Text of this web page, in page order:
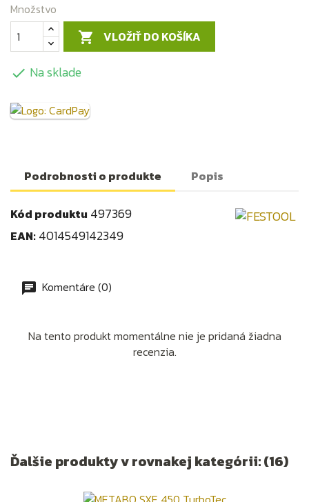
Množstvo

VLOŽIŤ DO KOŠÍKA
 Na sklade
Podrobnosti o produkte Popis
Kód produktu 497369
EAN: 4014549142349
Komentáre (0)
Na tento produkt momentálne nie je pridaná žiadna
recenzia.
Ďalšie produkty v rovnakej kategórii: (16)